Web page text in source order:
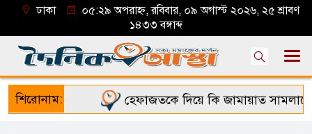
ঢাকা
০৫:২৯ অপরাহ্ন, রবিবার, ০৯ অগাস্ট ২০২৬, ২৫ শ্রাবণ
১৪৩৩ বঙ্গাব্দ
শিরোনাম: হেফাজতকে দিয়ে কি জামায়াত সামলাতে